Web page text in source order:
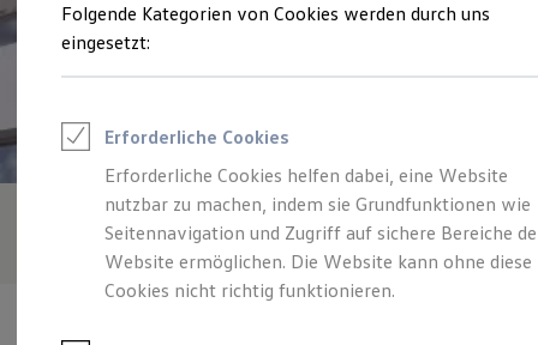
Junge Gebrauchtwagen und Gebrauchtwagen
Volkswagen Zertifizierte Gebrauchtwagen
Zubehör- und Serviceangebote
Leasing
Leasing-Angebote
Gebrauchtwagen Leasing
Junge Gebrauchtwagen-Leasing
Elektroauto Leasing
Kleinwagen-Leasing
Leasing ohne Anzahlung
Finanzierung
Folgende Kategorien von Cookies werden durch uns
eingesetzt:
Erforderliche Cookies
Erforderliche Cookies helfen dabei, eine Website
nutzbar zu machen, indem sie Grundfunktionen wie
Seitennavigation und Zugriff auf sichere Bereiche
Website ermöglichen. Die Website kann ohne diese
Cookies nicht richtig funktionieren.